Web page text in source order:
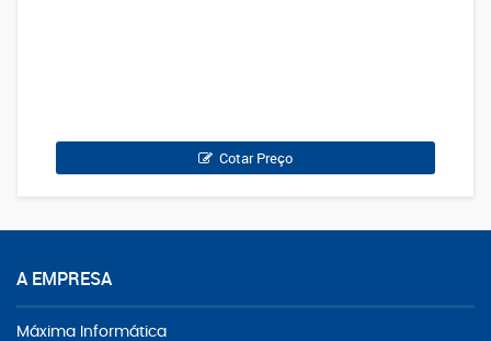
Cotar Preço
A EMPRESA
Máxima Informática